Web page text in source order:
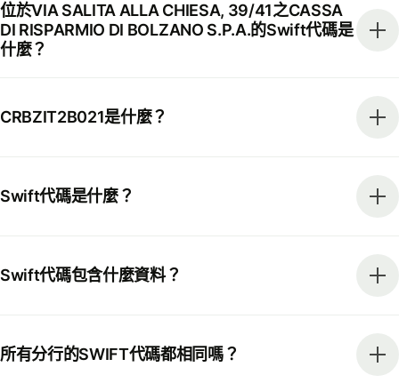
位於VIA SALITA ALLA CHIESA, 39/41之CASSA
DI RISPARMIO DI BOLZANO S.P.A.的Swift代碼是
什麼？
CRBZIT2B021是什麼？
Swift代碼是什麼？
Swift代碼包含什麼資料？
所有分行的SWIFT代碼都相同嗎？